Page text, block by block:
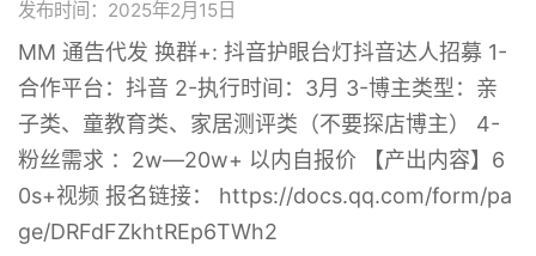
发布时间：2025年2月15日
MM 通告代发 换群+: 抖音护眼台灯抖音达人招募 1-
合作平台：抖音 2-执行时间：3月 3-博主类型：亲
子类、童教育类、家居测评类（不要探店博主） 4-
粉丝需求 ：2w—20w+ 以内自报价 【产出内容】6
0s+视频 报名链接： https://docs.qq.com/form/pa
ge/DRFdFZkhtREp6TWh2